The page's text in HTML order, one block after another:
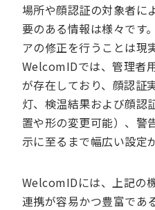
場所や顔認証の対象者に
要のある情報は様々です
アの修正を行うことは現
WelcomIDでは、管理者
が存在しており、顔認証
灯、検温結果および顔認
置や形の変更可能）、警
示に至るまで幅広い設定
WelcomIDには、上記の
連携が容易かつ豊富であ